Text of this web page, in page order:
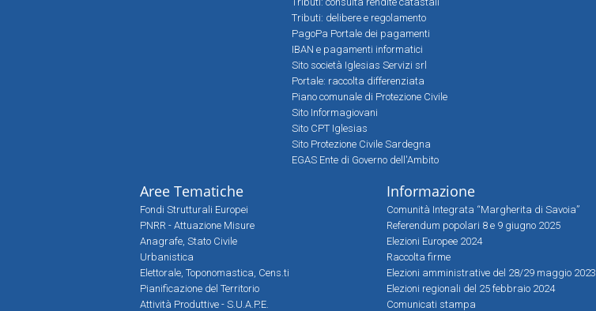
Tributi: delibere e regolamento
PagoPa Portale dei pagamenti
IBAN e pagamenti informatici
Sito società Iglesias Servizi srl
Portale: raccolta differenziata
Piano comunale di Protezione Civile
Sito Informagiovani
Sito CPT Iglesias
Sito Protezione Civile Sardegna
EGAS Ente di Governo dell'Ambito
Aree Tematiche
Fondi Strutturali Europei
PNRR - Attuazione Misure
Anagrafe, Stato Civile
Urbanistica
Elettorale, Toponomastica, Cens.ti
Pianificazione del Territorio
Attività Produttive - S.U.A.P.E.
Informazione
Comunità Integrata “Margherita di Savoia”
Referendum popolari 8 e 9 giugno 2025
Elezioni Europee 2024
Raccolta firme
Elezioni amministrative del 28/29 maggio 2023
Elezioni regionali del 25 febbraio 2024
Comunicati stampa